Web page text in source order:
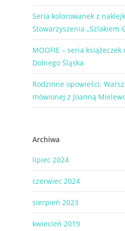
Seria kolorowanek z
Stowarzyszenia „Szlakiem
MOOFIE – seria
Dolnego Śląska
Rodzinne opowieści.
mówionej z Joanną
Archiwa
lipiec 2024
czerwiec 2024
sierpień 2023
kwiecień 2019